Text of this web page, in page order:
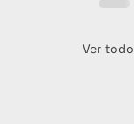
Ver todo